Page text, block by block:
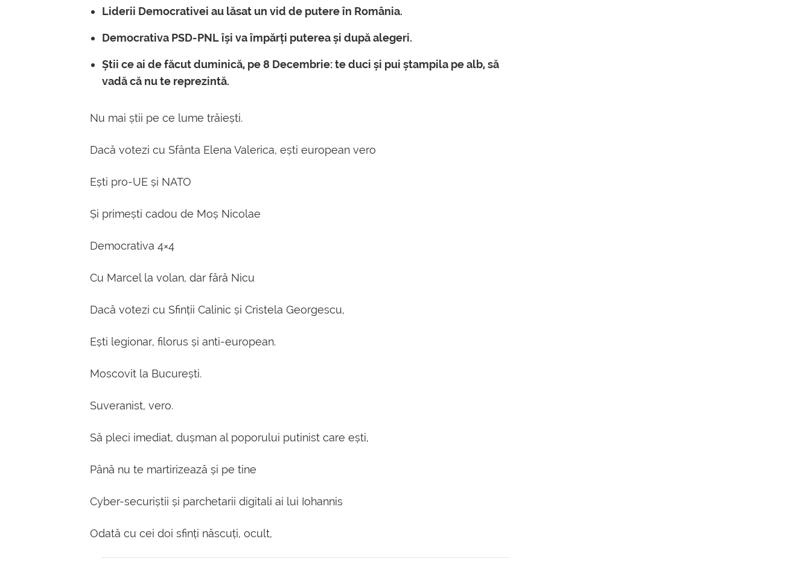
Liderii Democrativei au lăsat un vid de putere în România.
Democrativa PSD-PNL își va împărți puterea și după alegeri.
Știi ce ai de făcut duminică, pe 8 Decembrie: te duci și pui ștampila pe alb, să
vadă că nu te reprezintă.
Nu mai știi pe ce lume trăiești.
Dacă votezi cu Sfânta Elena Valerica, ești european vero
Ești pro-UE și NATO
Și primești cadou de Moș Nicolae
Democrativa 4×4
Cu Marcel la volan, dar fără Nicu
Dacă votezi cu Sfinții Calinic și Cristela Georgescu,
Ești legionar, filorus și anti-european.
Moscovit la București.
Suveranist, vero.
Să pleci imediat, dușman al poporului putinist care ești,
Până nu te martirizează și pe tine
Cyber-securiștii și parchetarii digitali ai lui Iohannis
Odată cu cei doi sfinți născuți, ocult,